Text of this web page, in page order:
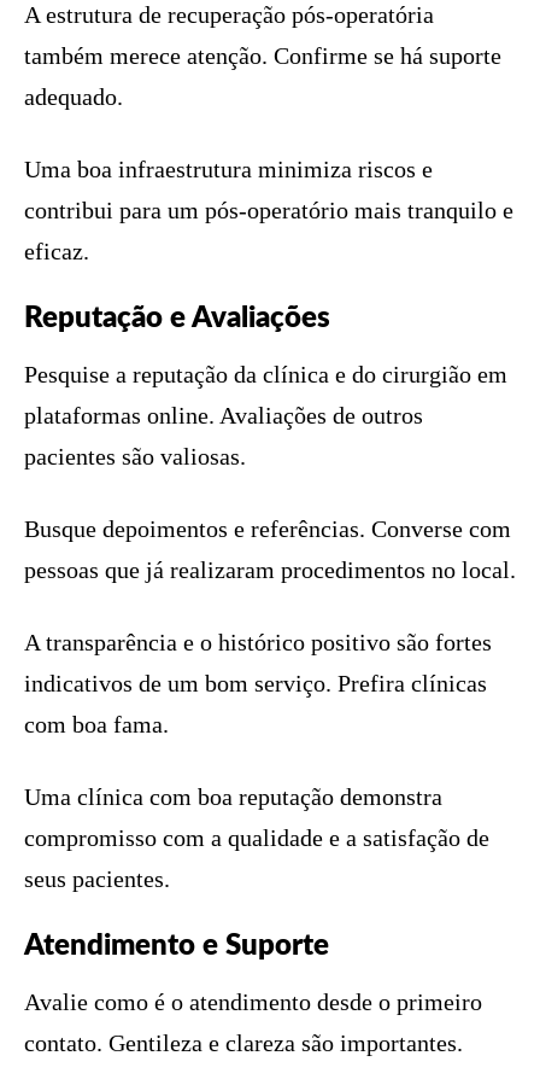
A estrutura de recuperação pós-operatória
também merece atenção. Confirme se há suporte
adequado.
Uma boa infraestrutura minimiza riscos e
contribui para um pós-operatório mais tranquilo e
eficaz.
Reputação e Avaliações
Pesquise a reputação da clínica e do cirurgião em
plataformas online. Avaliações de outros
pacientes são valiosas.
Busque depoimentos e referências. Converse com
pessoas que já realizaram procedimentos no local.
A transparência e o histórico positivo são fortes
indicativos de um bom serviço. Prefira clínicas
com boa fama.
Uma clínica com boa reputação demonstra
compromisso com a qualidade e a satisfação de
seus pacientes.
Atendimento e Suporte
Avalie como é o atendimento desde o primeiro
contato. Gentileza e clareza são importantes.